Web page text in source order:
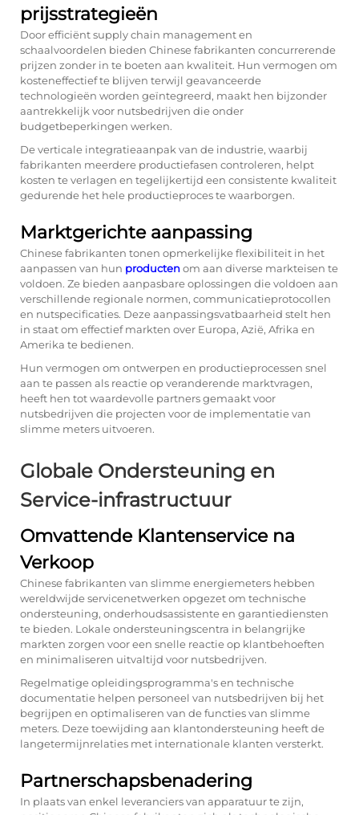
prijsstrategieën
Door efficiënt supply chain management en
schaalvoordelen bieden Chinese fabrikanten concurrerende
prijzen zonder in te boeten aan kwaliteit. Hun vermogen om
kosteneffectief te blijven terwijl geavanceerde
technologieën worden geïntegreerd, maakt hen bijzonder
aantrekkelijk voor nutsbedrijven die onder
budgetbeperkingen werken.
De verticale integratieaanpak van de industrie, waarbij
fabrikanten meerdere productiefasen controleren, helpt
kosten te verlagen en tegelijkertijd een consistente kwaliteit
gedurende het hele productieproces te waarborgen.
Marktgerichte aanpassing
Chinese fabrikanten tonen opmerkelijke flexibiliteit in het
aanpassen van hun productenom aan diverse markteisen te
voldoen. Ze bieden aanpasbare oplossingen die voldoen aan
verschillende regionale normen, communicatieprotocollen
en nutspecificaties. Deze aanpassingsvatbaarheid stelt hen
in staat om effectief markten over Europa, Azië, Afrika en
Amerika te bedienen.
Hun vermogen om ontwerpen en productieprocessen snel
aan te passen als reactie op veranderende marktvragen,
heeft hen tot waardevolle partners gemaakt voor
nutsbedrijven die projecten voor de implementatie van
slimme meters uitvoeren.
Globale Ondersteuning en
Service-infrastructuur
Omvattende Klantenservice na
Verkoop
Chinese fabrikanten van slimme energiemeters hebben
wereldwijde servicenetwerken opgezet om technische
ondersteuning, onderhoudsassistente en garantiediensten
te bieden. Lokale ondersteuningscentra in belangrijke
markten zorgen voor een snelle reactie op klantbehoeften
en minimaliseren uitvaltijd voor nutsbedrijven.
Regelmatige opleidingsprogramma's en technische
documentatie helpen personeel van nutsbedrijven bij het
begrijpen en optimaliseren van de functies van slimme
meters. Deze toewijding aan klantondersteuning heeft de
langetermijnrelaties met internationale klanten versterkt.
Partnerschapsbenadering
In plaats van enkel leveranciers van apparatuur te zijn,